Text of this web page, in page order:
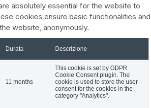
absolutely essential for the website to
cookies ensure basic functionalities and
website, anonymously.
Durata Descrizione
11 months
This cookie is set by GDPR
Cookie Consent plugin. The
cookie is used to store the user
consent for the cookies in the
category "Analytics".